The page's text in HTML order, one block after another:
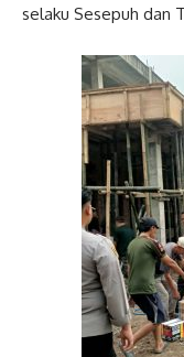
selaku Sesepuh dan